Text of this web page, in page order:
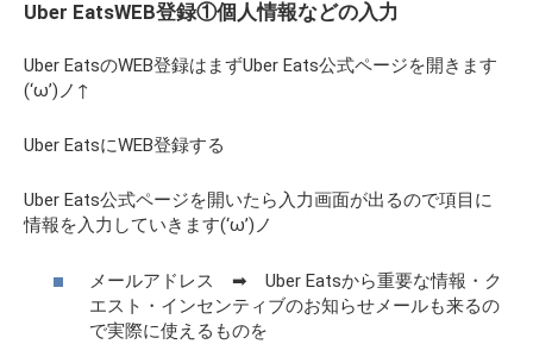
Uber EatsWEB登録①個人情報などの入力
Uber EatsのWEB登録はまずUber Eats公式ページを開きます
(‘ω’)ノ↑
Uber EatsにWEB登録する
Uber Eats公式ページを開いたら入力画面が出るので項目に
情報を入力していきます(‘ω’)ノ
メールアドレス ➡ Uber Eatsから重要な情報・ク
エスト・インセンティブのお知らせメールも来るの
で実際に使えるものを